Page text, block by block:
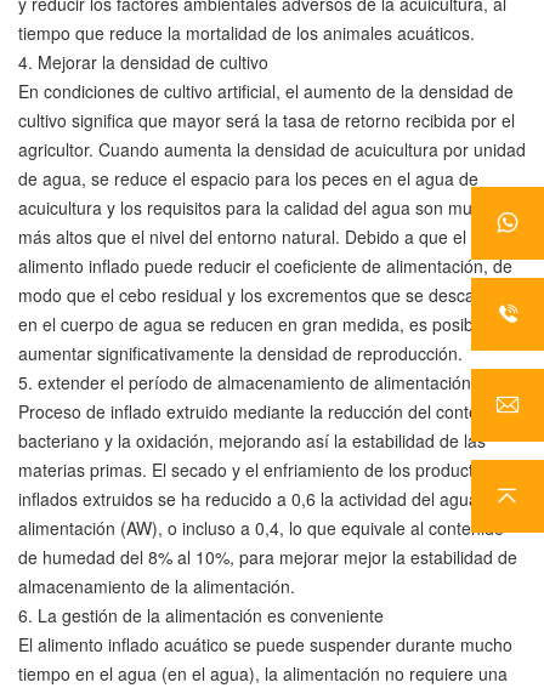
tiempo que reduce la mortalidad de los animales acuáticos.
4. Mejorar la densidad de cultivo
En condiciones de cultivo artificial, el aumento de la densidad de
cultivo significa que mayor será la tasa de retorno recibida por el
agricultor. Cuando aumenta la densidad de acuicultura por unidad
de agua, se reduce el espacio para los peces en el agua de
acuicultura y los requisitos para la calidad del agua son mucho
más altos que el nivel del entorno natural. Debido a que el uso de
alimento inflado puede reducir el coeficiente de alimentación, de
modo que el cebo residual y los excrementos que se descargan
en el cuerpo de agua se reducen en gran medida, es posible
aumentar significativamente la densidad de reproducción.
5. extender el período de almacenamiento de alimentación
Proceso de inflado extruido mediante la reducción del contenido
bacteriano y la oxidación, mejorando así la estabilidad de las
materias primas. El secado y el enfriamiento de los productos
inflados extruidos se ha reducido a 0,6 la actividad del agua de
alimentación (AW), o incluso a 0,4, lo que equivale al contenido
de humedad del 8% al 10%, para mejorar mejor la estabilidad de
almacenamiento de la alimentación.
6. La gestión de la alimentación es conveniente
El alimento inflado acuático se puede suspender durante mucho
tiempo en el agua (en el agua), la alimentación no requiere una